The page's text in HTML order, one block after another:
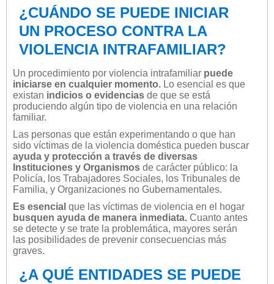
¿CUÁNDO SE PUEDE INICIAR
UN PROCESO CONTRA LA
VIOLENCIA INTRAFAMILIAR?
Un procedimiento por violencia intrafamiliar puede
iniciarse en cualquier momento. Lo esencial es que
existan indicios o evidencias de que se está
produciendo algún tipo de violencia en una relación
familiar.
Las personas que están experimentando o que han
sido víctimas de la violencia doméstica pueden buscar
ayuda y protección a través de diversas
Instituciones y Organismos de carácter público: la
Policía, los Trabajadores Sociales, los Tribunales de
Familia, y Organizaciones no Gubernamentales.
Es esencial que las víctimas de violencia en el hogar
busquen ayuda de manera inmediata. Cuanto antes
se detecte y se trate la problemática, mayores serán
las posibilidades de prevenir consecuencias más
graves.
¿A QUÉ ENTIDADES SE PUEDE